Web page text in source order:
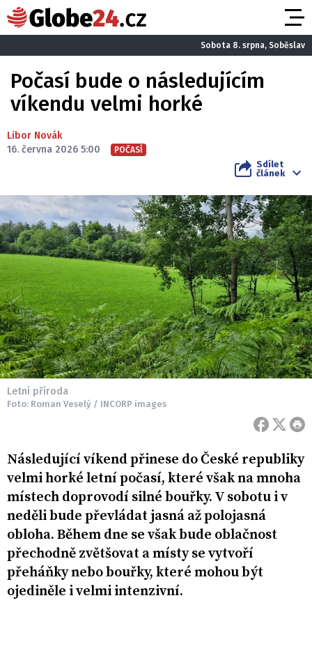
Sobota 8. srpna, Soběslav
Počasí bude o následujícím
víkendu velmi horké
Libor Novák
16. června 2026 5:00
POČASÍ
Sdílet
článek
Letní příroda
Foto: Roman Veselý / INCORP images
Následující víkend přinese do České republiky
velmi horké letní počasí, které však na mnoha
místech doprovodí silné bouřky. V sobotu i v
neděli bude převládat jasná až polojasná
obloha. Během dne se však bude oblačnost
přechodně zvětšovat a místy se vytvoří
přeháňky nebo bouřky, které mohou být
ojediněle i velmi intenzivní.